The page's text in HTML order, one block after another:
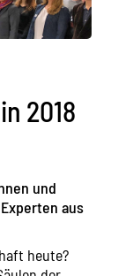
2018
und
aus
heute?